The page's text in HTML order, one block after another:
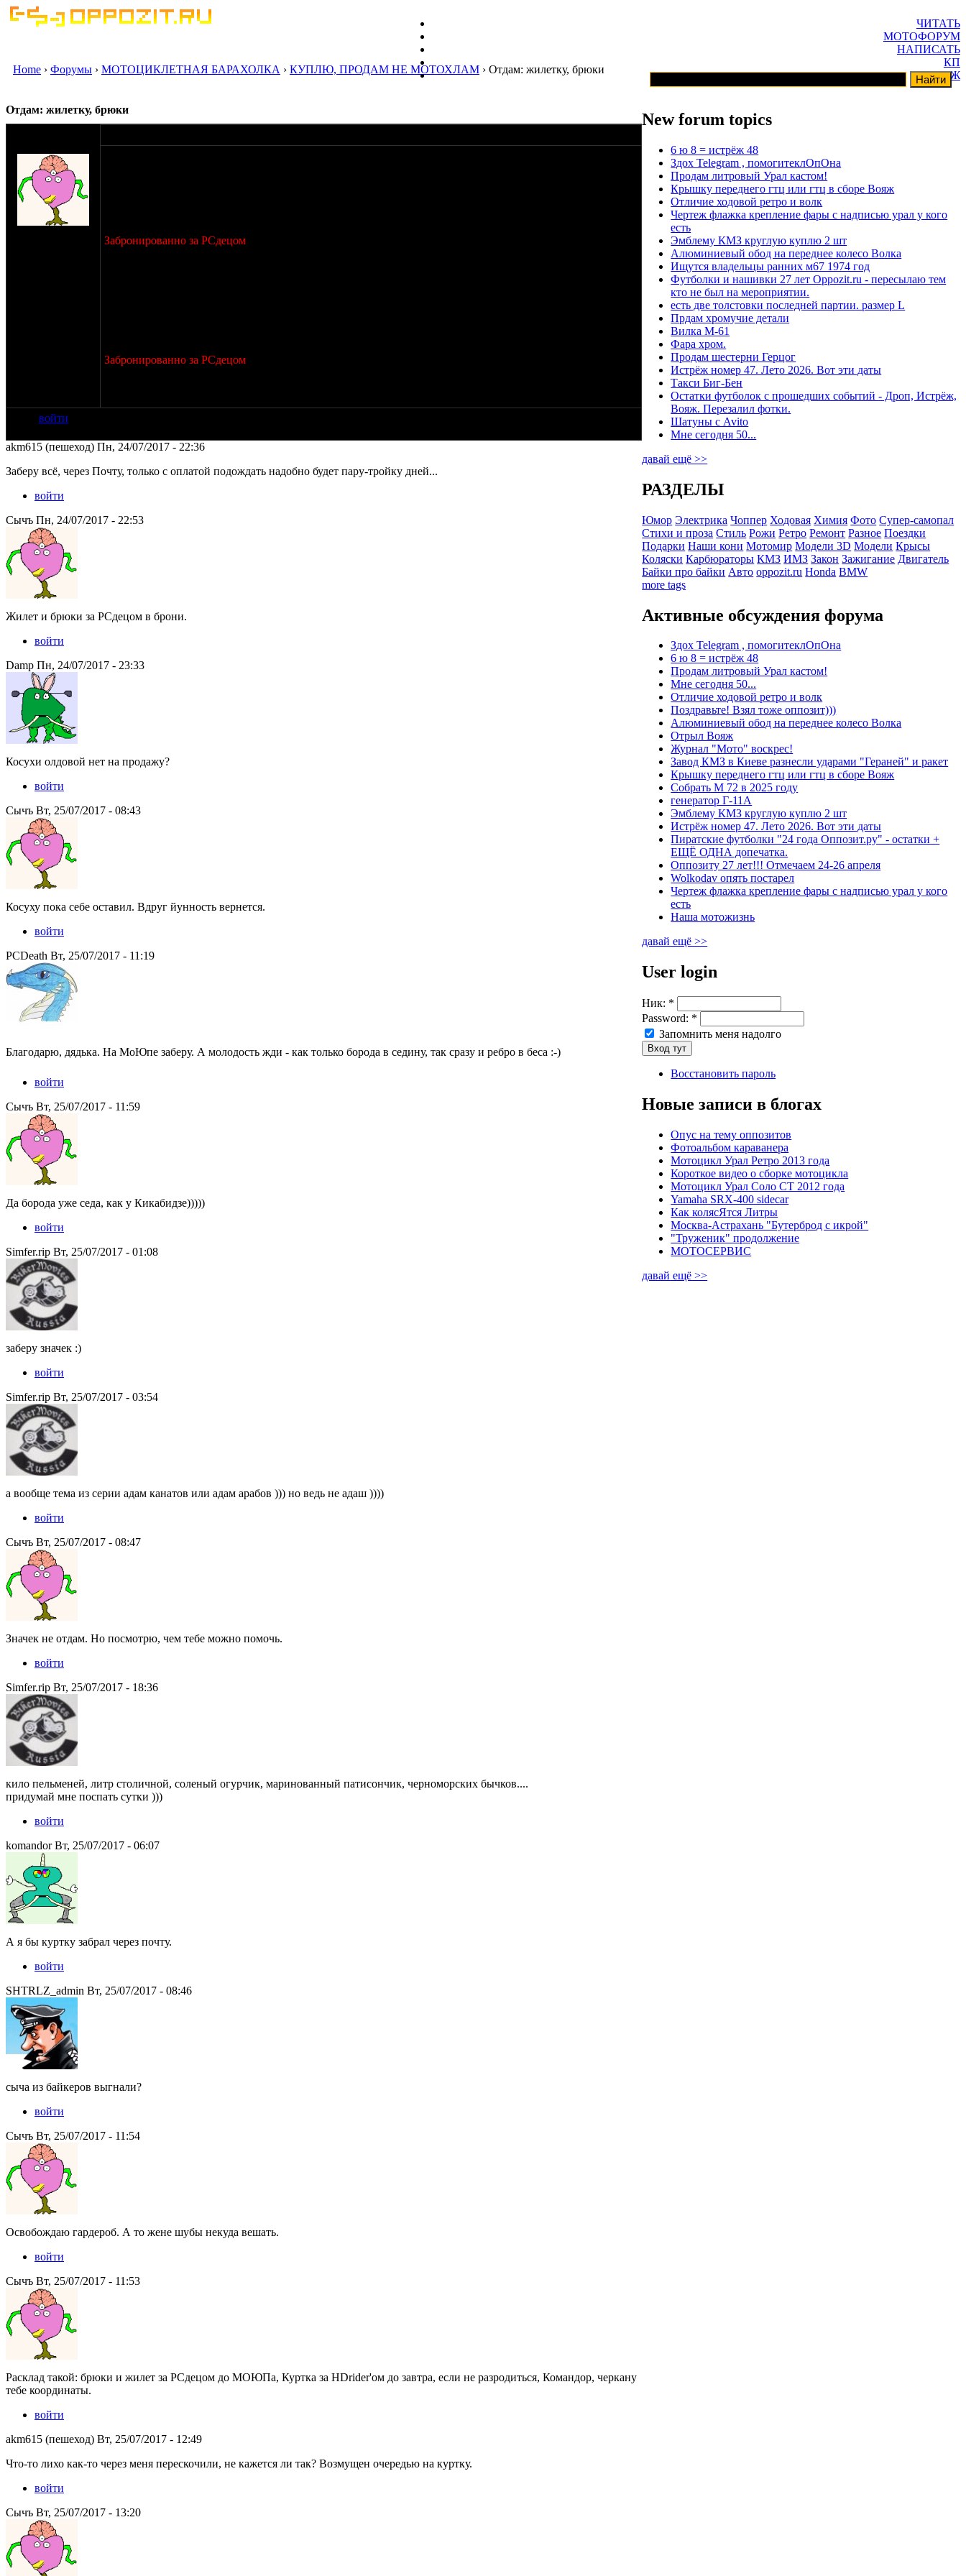
ЧИТАТЬ
МОТОФОРУМ
НАПИСАТЬ
КП
ГАРАЖ
Home › Форумы › МОТОЦИКЛЕТНАЯ БАРАХОЛКА › КУПЛЮ, ПРОДАМ НЕ МОТОХЛАМ › Отдам: жилетку, брюки
Отдам: жилетку, брюки
Забронированно за РСдецом
Забронированно за РСдецом
войти
akm615 (пешеход) Пн, 24/07/2017 - 22:36
Заберу всё, через Почту, только с оплатой подождать надобно будет пару-тройку дней...
войти
Сычъ Пн, 24/07/2017 - 22:53
Жилет и брюки за РСдецом в брони.
войти
Damp Пн, 24/07/2017 - 23:33
Косухи олдовой нет на продажу?
войти
Сычъ Вт, 25/07/2017 - 08:43
Косуху пока себе оставил. Вдруг йунность вернется.
войти
PCDeath Вт, 25/07/2017 - 11:19
Благодарю, дядька. На МоЮпе заберу. А молодость жди - как только борода в седину, так сразу и ребро в беса :-)
войти
Сычъ Вт, 25/07/2017 - 11:59
Да борода уже седа, как у Кикабидзе)))))
войти
Simfer.rip Вт, 25/07/2017 - 01:08
заберу значек :)
войти
Simfer.rip Вт, 25/07/2017 - 03:54
а вообще тема из серии адам канатов или адам арабов ))) но ведь не адаш ))))
войти
Сычъ Вт, 25/07/2017 - 08:47
Значек не отдам. Но посмотрю, чем тебе можно помочь.
войти
Simfer.rip Вт, 25/07/2017 - 18:36
кило пельменей, литр столичной, соленый огурчик, маринованный патисончик, черноморских бычков....
придумай мне поспать сутки )))
войти
komandor Вт, 25/07/2017 - 06:07
А я бы куртку забрал через почту.
войти
SHTRLZ_admin Вт, 25/07/2017 - 08:46
сыча из байкеров выгнали?
войти
Сычъ Вт, 25/07/2017 - 11:54
Освобождаю гардероб. А то жене шубы некуда вешать.
войти
Сычъ Вт, 25/07/2017 - 11:53
Расклад такой: брюки и жилет за РСдецом до МОЮПа, Куртка за HDrider'ом до завтра, если не разродиться, Командор, черкану
тебе координаты.
войти
akm615 (пешеход) Вт, 25/07/2017 - 12:49
Что-то лихо как-то через меня перескочили, не кажется ли так? Возмущен очередью на куртку.
войти
Сычъ Вт, 25/07/2017 - 13:20
New forum topics
6 ю 8 = истрёж 48
Здох Telegram , помогитеклОпОна
Продам литровый Урал кастом!
Крышку переднего гтц или гтц в сборе Вояж
Отличие ходовой ретро и волк
Чертеж флажка крепление фары с надписью урал у кого
есть
Эмблему КМЗ круглую куплю 2 шт
Алюминиевый обод на переднее колесо Волка
Ищутся владельцы ранних м67 1974 год
Футболки и нашивки 27 лет Oppozit.ru - пересылаю тем
кто не был на мероприятии.
есть две толстовки последней партии. размер L
Прдам хромучие детали
Вилка М-61
Фара хром.
Продам шестерни Герцог
Истрёж номер 47. Лето 2026. Вот эти даты
Такси Биг-Бен
Остатки футболок с прошедших событий - Дроп, Истрёж,
Вояж. Перезалил фотки.
Шатуны с Avito
Мне сегодня 50...
давай ещё >>
РАЗДЕЛЫ
Юмор Электрика Чоппер Ходовая Химия Фото Супер-самопал
Стихи и проза Стиль Рожи Ретро Ремонт Разное Поездки
Подарки Наши кони Мотомир Модели 3D Модели Крысы
Коляски Карбюраторы КМЗ ИМЗ Закон Зажигание Двигатель
Байки про байки Авто oppozit.ru Honda BMW
more tags
Активные обсуждения форума
Здох Telegram , помогитеклОпОна
6 ю 8 = истрёж 48
Продам литровый Урал кастом!
Мне сегодня 50...
Отличие ходовой ретро и волк
Поздравьте! Взял тоже оппозит)))
Алюминиевый обод на переднее колесо Волка
Отрыл Вояж
Журнал "Мото" воскрес!
Завод КМЗ в Киеве разнесли ударами "Гераней" и ракет
Крышку переднего гтц или гтц в сборе Вояж
Собрать М 72 в 2025 году
генератор Г-11А
Эмблему КМЗ круглую куплю 2 шт
Истрёж номер 47. Лето 2026. Вот эти даты
Пиратские футболки "24 года Оппозит.ру" - остатки +
ЕЩЁ ОДНА допечатка.
Оппозиту 27 лет!!! Отмечаем 24-26 апреля
Wolkodav опять постарел
Чертеж флажка крепление фары с надписью урал у кого
есть
Наша мотожизнь
давай ещё >>
User login
Ник: *
Password: *
Запомнить меня надолго
Восстановить пароль
Новые записи в блогах
Опус на тему оппозитов
Фотоальбом караванера
Мотоцикл Урал Ретро 2013 года
Короткое видео о сборке мотоцикла
Мотоцикл Урал Соло СТ 2012 года
Yamaha SRX-400 sidecar
Как колясЯтся Литры
Москва-Астрахань "Бутерброд с икрой"
"Труженик" продолжение
МОТОСЕРВИС
давай ещё >>